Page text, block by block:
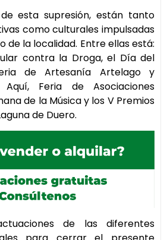
esta supresión, están tanto
como culturales impulsadas
de la localidad. Entre ellas está:
contra la Droga, el Día del
de Artesanía Artelago y
Feria de Asociaciones
de la Música y los V Premios
de Duero.
de las diferentes